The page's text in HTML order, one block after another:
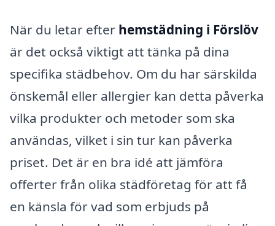
När du letar efter hemstädning i Förslöv
är det också viktigt att tänka på dina
specifika städbehov. Om du har särskilda
önskemål eller allergier kan detta påverka
vilka produkter och metoder som ska
användas, vilket i sin tur kan påverka
priset. Det är en bra idé att jämföra
offerter från olika städföretag för att få
en känsla för vad som erbjuds på